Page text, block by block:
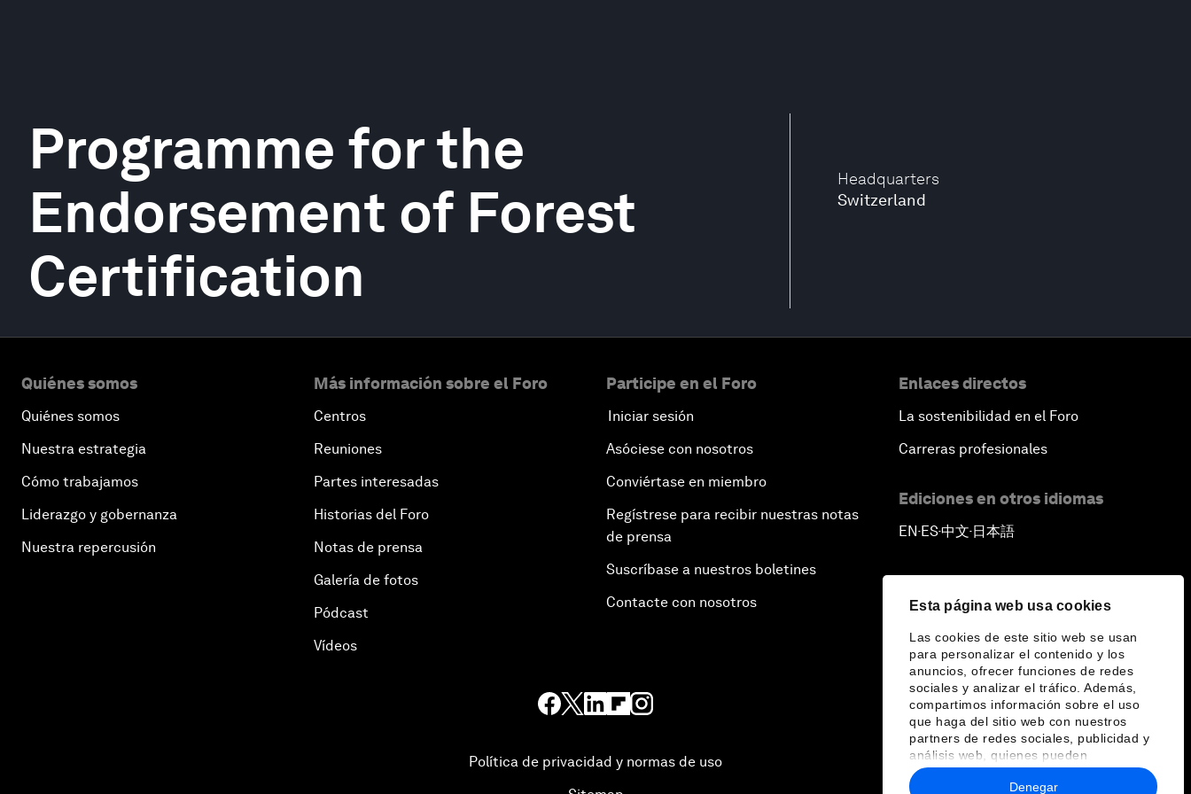
Esta página web usa cookies
Las cookies de este sitio web se usan
para personalizar el contenido y los
anuncios, ofrecer funciones de redes
sociales y analizar el tráfico. Además,
compartimos información sobre el uso
que haga del sitio web con nuestros
partners de redes sociales, publicidad y
análisis web, quienes pueden
combinarla con otra información que les
haya proporcionado o que hayan
Denegar
Headquarters
Switzerland
Programme for the
Endorsement of Forest
Certification
Quiénes somos
Quiénes somos
Nuestra estrategia
Cómo trabajamos
Liderazgo y gobernanza
Nuestra repercusión
Más información sobre el Foro
Centros
Reuniones
Partes interesadas
Historias del Foro
Notas de prensa
Galería de fotos
Pódcast
Vídeos
Participe en el Foro
Iniciar sesión
Asóciese con nosotros
Conviértase en miembro
Regístrese para recibir nuestras notas
de prensa
Suscríbase a nuestros boletines
Contacte con nosotros
Enlaces directos
La sostenibilidad en el Foro
Carreras profesionales
Ediciones en otros idiomas
EN▪ES▪中文▪ 日本語
Política de privacidad y normas de uso